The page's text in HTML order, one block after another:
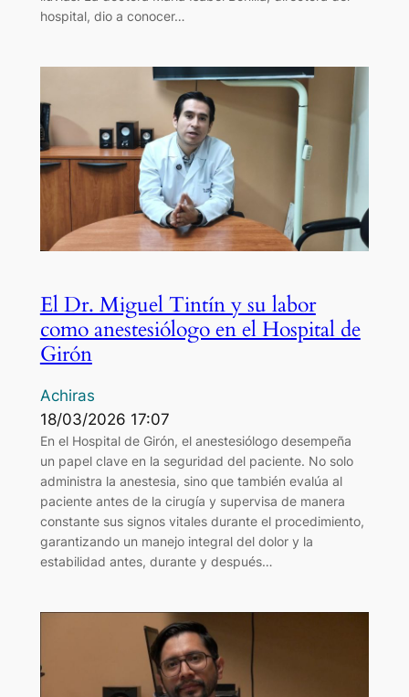
hospital, dio a conocer…
El Dr. Miguel Tintín y su labor
como anestesiólogo en el Hospital de
Girón
Achiras
18/03/2026 17:07
En el Hospital de Girón, el anestesiólogo desempeña
un papel clave en la seguridad del paciente. No solo
administra la anestesia, sino que también evalúa al
paciente antes de la cirugía y supervisa de manera
constante sus signos vitales durante el procedimiento,
garantizando un manejo integral del dolor y la
estabilidad antes, durante y después…